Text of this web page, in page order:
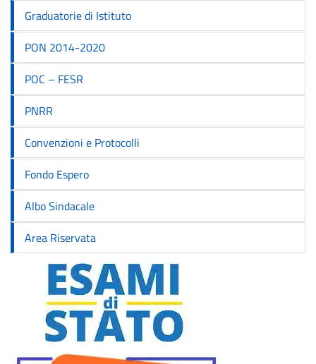
Graduatorie di Istituto
PON 2014-2020
POC – FESR
PNRR
Convenzioni e Protocolli
Fondo Espero
Albo Sindacale
Area Riservata